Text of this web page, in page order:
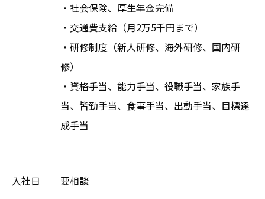
・社会保険、厚生年金完備
・交通費支給（月2万5千円まで）
・研修制度（新人研修、海外研修、国内研
修）
・資格手当、能力手当、役職手当、家族手
当、皆勤手当、食事手当、出動手当、目標達
成手当
入社日 要相談